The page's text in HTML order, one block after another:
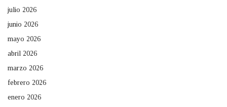
julio 2026
junio 2026
mayo 2026
abril 2026
marzo 2026
febrero 2026
enero 2026